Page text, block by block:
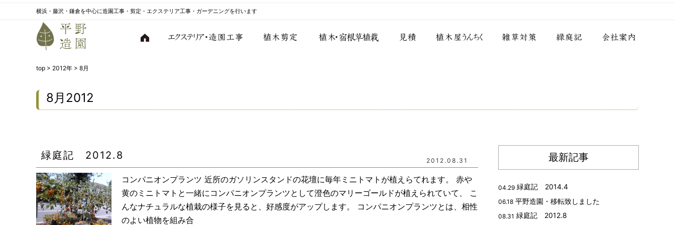
横浜・藤沢・鎌倉を中心に造園工事・剪定・エクステリア工事・ガーデニングを行います
top > 2012年 > 8月
8月2012
緑庭記 2012.8 2012.08.31
コンパニオンプランツ 近所のガソリンスタンドの花壇に毎年ミニトマトが植えらてれます。 赤や
黄のミニトマトと一緒にコンパニオンプランツとして澄色のマリーゴールドが植えられていて、 こ
んなナチュラルな植栽の様子を見ると、好感度がアップします。 コンパニオンプランツとは、相性
のよい植物を組み合
最新記事
04.29 緑庭記 2014.4
06.18 平野造園・移転致しました
08.31 緑庭記 2012.8